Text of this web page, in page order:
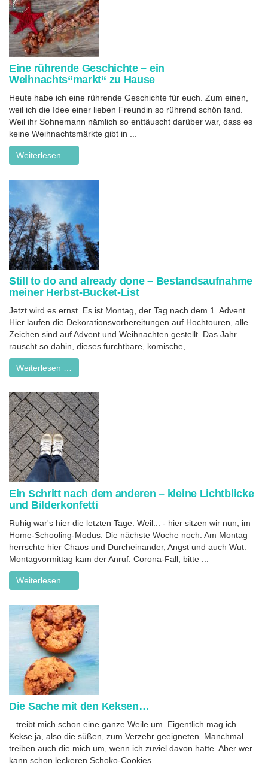
Eine rührende Geschichte – ein
Weihnachts“markt“ zu Hause
Heute habe ich eine rührende Geschichte für euch. Zum einen,
weil ich die Idee einer lieben Freundin so rührend schön fand.
Weil ihr Sohnemann nämlich so enttäuscht darüber war, dass es
keine Weihnachtsmärkte gibt in ...
Weiterlesen …
Still to do and already done – Bestandsaufnahme
meiner Herbst-Bucket-List
Jetzt wird es ernst. Es ist Montag, der Tag nach dem 1. Advent.
Hier laufen die Dekorationsvorbereitungen auf Hochtouren, alle
Zeichen sind auf Advent und Weihnachten gestellt. Das Jahr
rauscht so dahin, dieses furchtbare, komische, ...
Weiterlesen …
Ein Schritt nach dem anderen – kleine Lichtblicke
und Bilderkonfetti
Ruhig war's hier die letzten Tage. Weil... - hier sitzen wir nun, im
Home-Schooling-Modus. Die nächste Woche noch. Am Montag
herrschte hier Chaos und Durcheinander, Angst und auch Wut.
Montagvormittag kam der Anruf. Corona-Fall, bitte ...
Weiterlesen …
Die Sache mit den Keksen…
...treibt mich schon eine ganze Weile um. Eigentlich mag ich
Kekse ja, also die süßen, zum Verzehr geeigneten. Manchmal
treiben auch die mich um, wenn ich zuviel davon hatte. Aber wer
kann schon leckeren Schoko-Cookies ...